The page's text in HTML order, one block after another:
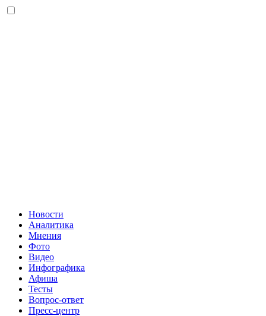
Новости
Аналитика
Мнения
Фото
Видео
Инфографика
Афиша
Тесты
Вопрос-ответ
Пресс-центр